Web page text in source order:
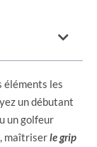
éléments les
un débutant
un golfeur
maîtriserlegrip